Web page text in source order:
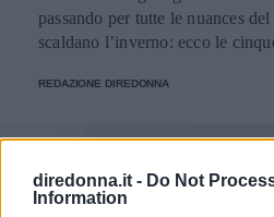
diredonna.it - Do Not
Information
passando per tutte le nuances
scaldano l’inverno: ecco le
REDAZIONE DIREDONNA